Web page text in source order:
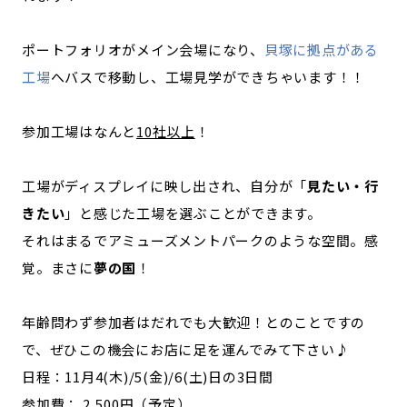
ポートフォリオがメイン会場になり、 貝塚に拠点がある
工場へバスで移動し、工場見学ができちゃいます！！
参加工場はなんと10社以上 ！
工場がディスプレイに映し出され、自分が「見たい・行
きたい」と感じた工場を選ぶことができます。
それはまるでアミューズメントパークのような空間。感
覚。まさに夢の国 ！
年齢問わず参加者はだれでも大歓迎！とのことですの
で、ぜひこの機会にお店に足を運んでみて下さい♪
日程：11月4(木)/5(金)/6(土)日の3日間